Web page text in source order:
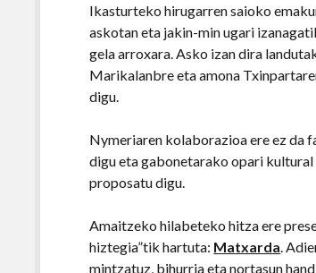
Ikasturteko hirugarren saioko
askotan eta jakin-min ugari
gela arroxara. Asko izan dira
Marikalanbre eta amona
digu.
Nymeriaren kolaborazioa ere ez da
digu eta gabonetarako opari
proposatu digu.
Amaitzeko hilabeteko hitza ere
hiztegia”tik hartuta: Matxarda.
mintzatuz, bihurria eta nortasun